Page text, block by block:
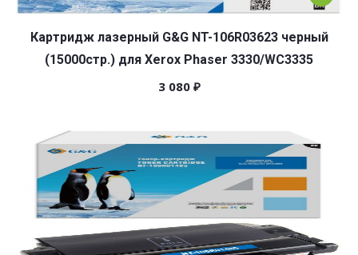
Картридж лазерный G&G NT-106R03623 черный
(15000стр.) для Xerox Phaser 3330/WC3335
3 080 ₽